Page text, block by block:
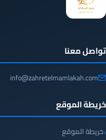
تواصل معنا
info@zahretelmamlakah.com
خريطة الموقع
خريطة الموقع